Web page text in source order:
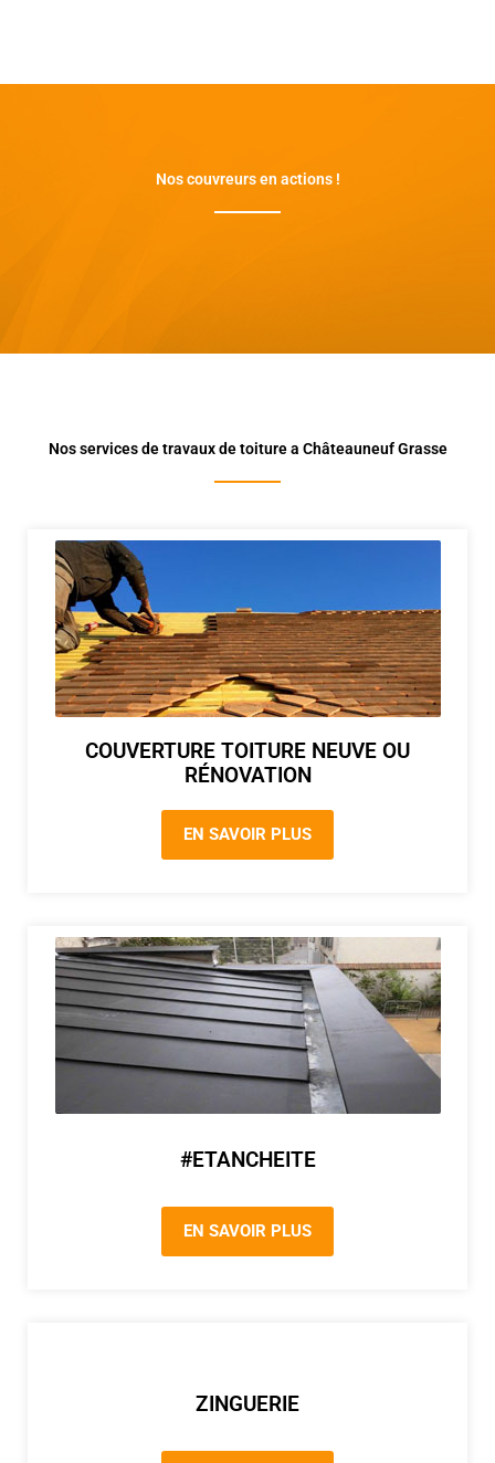
Nos couvreurs en actions !
Nos services de travaux de toiture a Châteauneuf Grasse
COUVERTURE TOITURE NEUVE OU
RÉNOVATION
EN SAVOIR PLUS
#ETANCHEITE
EN SAVOIR PLUS
ZINGUERIE